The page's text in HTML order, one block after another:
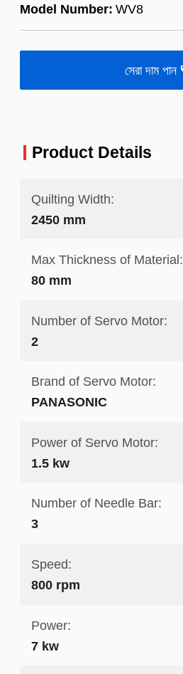
Model Number: WV8
সেরা দাম পান
Product Details
Quilting Width:
2450 mm
Max Thickness of Material:
80 mm
Number of Servo Motor:
2
Brand of Servo Motor:
PANASONIC
Power of Servo Motor:
1.5 kw
Number of Needle Bar:
3
Speed:
800 rpm
Power:
7 kw